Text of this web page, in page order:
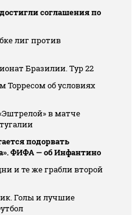
соглашения по
лиг против
Бразилии. Тур 22
Торресом об условиях
в матче
подорвать
ФИФА — об Инфантино
и те же грабли второй
Голы и лучшие